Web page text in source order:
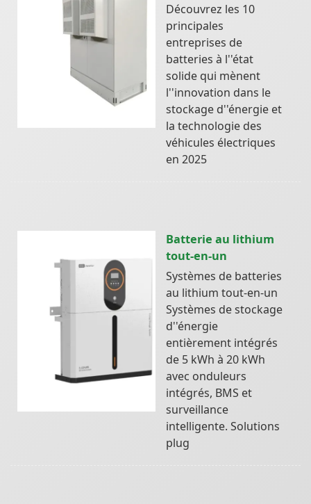
Découvrez les 10
principales
entreprises de
batteries à l''état
solide qui mènent
l''innovation dans le
stockage d''énergie et
la technologie des
véhicules électriques
en 2025
Batterie au lithium
tout-en-un
Systèmes de batteries
au lithium tout-en-un
Systèmes de stockage
d''énergie
entièrement intégrés
de 5 kWh à 20 kWh
avec onduleurs
intégrés, BMS et
surveillance
intelligente. Solutions
plug